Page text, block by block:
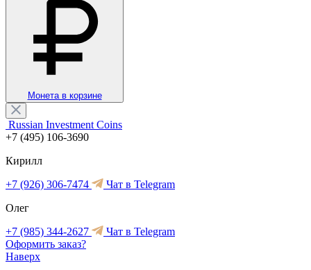
Монета в корзине
Russian Investment Coins
+7 (495) 106-3690
Кирилл
+7 (926) 306-7474
Чат в Telegram
Олег
+7 (985) 344-2627
Чат в Telegram
Оформить заказ?
Наверх